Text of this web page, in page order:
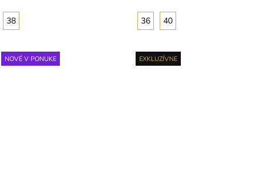
38 36 40
NOVÉ V PONUKE EXKLUZÍVNE